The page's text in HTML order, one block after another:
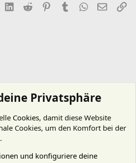
LinkedIn
Reddit PinterestTumblr WhatsApp
E-Mail
Privatsphäre
Cookies, damit diese Website
Cookies, um den Komfort bei der
und konfiguriere deine